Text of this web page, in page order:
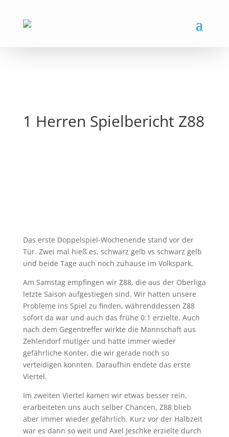
1 Herren Spielbericht Z88
Das erste Doppelspiel-Wochenende stand vor der
Tür. Zwei mal hieß es, schwarz gelb vs schwarz gelb
und beide Tage auch noch zuhause im Volkspark.
Am Samstag empfingen wir Z88, die aus der Oberliga
letzte Saison aufgestiegen sind. Wir hatten unsere
Probleme ins Spiel zu finden, währenddessen Z88
sofort da war und auch das frühe 0:1 erzielte. Auch
nach dem Gegentreffer wirkte die Mannschaft aus
Zehlendorf mutiger und hatte immer wieder
gefährliche Konter, die wir gerade noch so
verteidigen konnten. Daraufhin endete das erste
Viertel.
Im zweiten Viertel kamen wir etwas besser rein,
erarbeiteten uns auch selber Chancen, Z88 blieb
aber immer wieder gefährlich. Kurz vor der Halbzeit
war es dann so weit und Axel Jeschke erzielte durch